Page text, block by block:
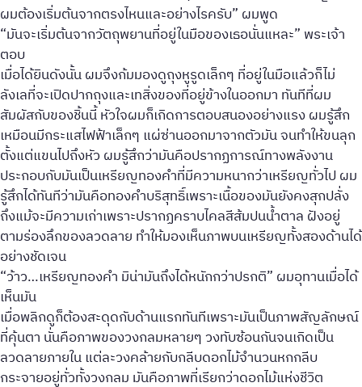
ผมต้องเริ่มต้นจากตรงไหนและอย่างไรครับ” ผมพูด
“มันจะเริ่มต้นจากวัตถุพยานที่อยู่ในมือของเธอนั่นแหละ” พระเจ้า
ตอบ
เมื่อได้ยินดังนั้น ผมจึงก้มมองดูถุงหูรูดเล็กๆ ที่อยู่ในมือแล้วก็ไม่
ลังเลที่จะเปิดปากถุงและเทสิ่งของที่อยู่ข้างในออกมา ทันทีที่ผม
สัมผัสกับของชิ้นนี้ หัวใจผมก็เกิดการตอบสนองอย่างแรง ผมรู้สึก
เหมือนมีกระแสไฟฟ้าเล็กๆ แผ่ซ่านออกมาจากตัวมัน จนทำให้ขนลุก
ตั้งแต่แขนไปถึงหัว ผมรู้สึกว่ามันคือปรากฏการณ์ทางพลังงาน
ประกอบกับมันเป็นเหรียญทองคำที่มีความหนากว่าเหรียญทั่วไป ผม
รู้สึกได้ทันทีว่ามันคือทองคำบริสุทธิ์เพราะเนื้อของมันยังคงสุกปลั่ง
ถึงแม้จะมีความเก่าเพราะปรากฏคราบไคลสีส้มปนน้ำตาล ฝังอยู่
ตามร่องลึกของลวดลาย ทำให้มองเห็นภาพบนเหรียญทั้งสองด้านได้
อย่างชัดเจน
“ว้าว…เหรียญทองคำ มิน่ามันถึงได้หนักกว่าปรกติ” ผมอุทานเมื่อได้
เห็นมัน
เมื่อพลิกดูก็ต้องสะดุดกับด้านแรกทันทีเพราะมันเป็นภาพสัญลักษณ์
ที่คุ้นตา นั่นคือภาพของวงกลมหลายๆ วงทับซ้อนกันจนเกิดเป็น
ลวดลายภายใน แต่ละวงคล้ายกับกลีบดอกไม้จำนวนหกกลีบ
กระจายอยู่ทั่วทั้งวงกลม มันคือภาพที่เรียกว่าดอกไม้แห่งชีวิต